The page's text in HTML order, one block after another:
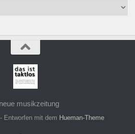
musikzeitung
- Entworfen mit dem Hueman-Theme